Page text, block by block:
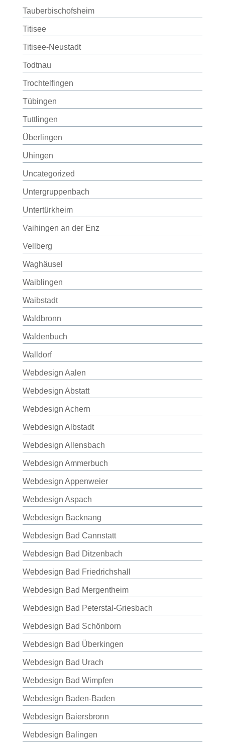
Tauberbischofsheim
Titisee
Titisee-Neustadt
Todtnau
Trochtelfingen
Tübingen
Tuttlingen
Überlingen
Uhingen
Uncategorized
Untergruppenbach
Untertürkheim
Vaihingen an der Enz
Vellberg
Waghäusel
Waiblingen
Waibstadt
Waldbronn
Waldenbuch
Walldorf
Webdesign Aalen
Webdesign Abstatt
Webdesign Achern
Webdesign Albstadt
Webdesign Allensbach
Webdesign Ammerbuch
Webdesign Appenweier
Webdesign Aspach
Webdesign Backnang
Webdesign Bad Cannstatt
Webdesign Bad Ditzenbach
Webdesign Bad Friedrichshall
Webdesign Bad Mergentheim
Webdesign Bad Peterstal-Griesbach
Webdesign Bad Schönborn
Webdesign Bad Überkingen
Webdesign Bad Urach
Webdesign Bad Wimpfen
Webdesign Baden-Baden
Webdesign Baiersbronn
Webdesign Balingen